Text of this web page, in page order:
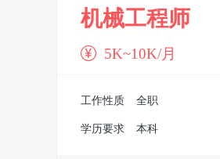
机械工程师
5K~10K/月
工作性质 全职
学历要求 本科